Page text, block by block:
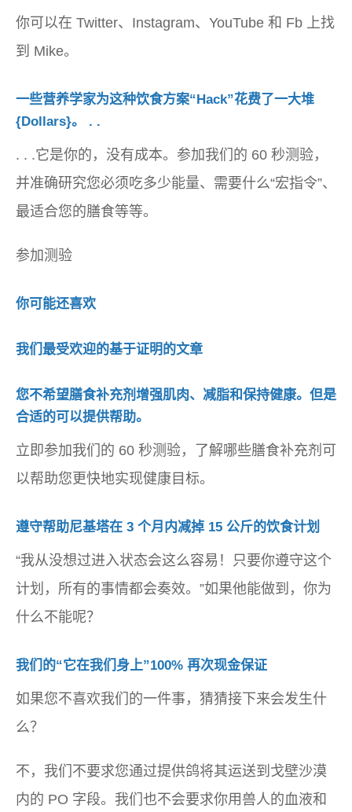
你可以在 Twitter、Instagram、YouTube 和 Fb 上找
到 Mike。
一些营养学家为这种饮食方案“Hack”花费了一大堆
{Dollars}。 . .
. . .它是你的，没有成本。参加我们的 60 秒测验，
并准确研究您必须吃多少能量、需要什么“宏指令”、
最适合您的膳食等等。
参加测验
你可能还喜欢
我们最受欢迎的基于证明的文章
您不希望膳食补充剂增强肌肉、减脂和保持健康。但是
合适的可以提供帮助。
立即参加我们的 60 秒测验，了解哪些膳食补充剂可
以帮助您更快地实现健康目标。
遵守帮助尼基塔在 3 个月内减掉 15 公斤的饮食计划
“我从没想过进入状态会这么容易！只要你遵守这个
计划，所有的事情都会奏效。”如果他能做到，你为
什么不能呢？
我们的“它在我们身上”100% 再次现金保证
如果您不喜欢我们的一件事，猜猜接下来会发生什
么？
不，我们不要求您通过提供鸽将其运送到戈壁沙漠
内的 PO 字段。我们也不会要求你用兽人的血液和